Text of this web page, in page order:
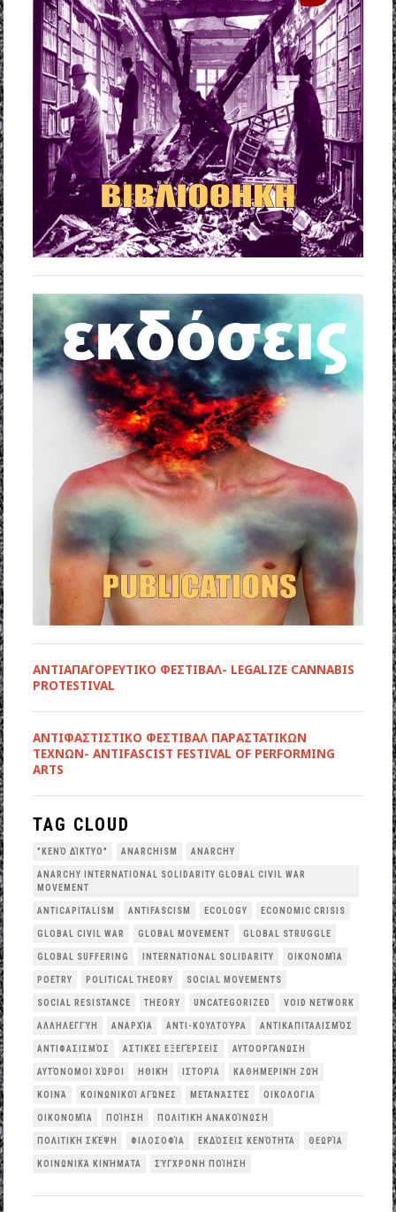
ΑΝΤΙΑΠΑΓΟΡΕΥΤΙΚΟ ΦΕΣΤΙΒΑΛ- LEGALIZE CANNABIS
PROTESTIVAL
ANTIΦΑΣΤΙΣΤΙΚΟ ΦΕΣΤΙΒΑΛ ΠΑΡΑΣΤΑΤΙΚΩΝ
ΤΕΧΝΩΝ- ANTIFASCIST FESTIVAL OF PERFORMING
ARTS
TAG CLOUD
"ΚΕΝΌ ΔΊΚΤΥΟ" ANARCHISM ANARCHY
ANARCHY INTERNATIONAL SOLIDARITY GLOBAL CIVIL WAR
MOVEMENT
ANTICAPITALISM ANTIFASCISM ECOLOGY ECONOMIC CRISIS
GLOBAL CIVIL WAR GLOBAL MOVEMENT GLOBAL STRUGGLE
GLOBAL SUFFERING INTERNATIONAL SOLIDARITY OΙΚΟΝΟΜΊΑ
POETRY POLITICAL THEORY SOCIAL MOVEMENTS
SOCIAL RESISTANCE THEORY UNCATEGORIZED VOID NETWORK
ΑΛΛΗΛΕΓΓΎΗ ΑΝΑΡΧΊΑ ΑΝΤΙ-ΚΟΥΛΤΟΎΡΑ ΑΝΤΙΚΑΠΙΤΑΛΙΣΜΌΣ
ΑΝΤΙΦΑΣΙΣΜΌΣ ΑΣΤΙΚΈΣ ΕΞΕΓΈΡΣΕΙΣ ΑΥΤΟΟΡΓΆΝΩΣΗ
ΑΥΤΌΝΟΜΟΙ ΧΏΡΟΙ ΗΘΙΚΉ ΙΣΤΟΡΊΑ ΚΑΘΗΜΕΡΙΝΉ ΖΩΉ
ΚΟΙΝΆ ΚΟΙΝΩΝΙΚΟΊ ΑΓΏΝΕΣ ΜΕΤΑΝΆΣΤΕΣ ΟΙΚΟΛΟΓΙΑ
ΟΙΚΟΝΟΜΊΑ ΠΟΊΗΣΗ ΠΟΛΙΤΙΚΉ ΑΝΑΚΟΊΝΩΣΗ
ΠΟΛΙΤΙΚΉ ΣΚΈΨΗ ΦΙΛΟΣΟΦΊΑ ΕΚΔΌΣΕΙΣ ΚΕΝΌΤΗΤΑ ΘΕΩΡΊΑ
ΚΟΙΝΩΝΙΚΆ ΚΙΝΉΜΑΤΑ ΣΎΓΧΡΟΝΗ ΠΟΊΗΣΗ